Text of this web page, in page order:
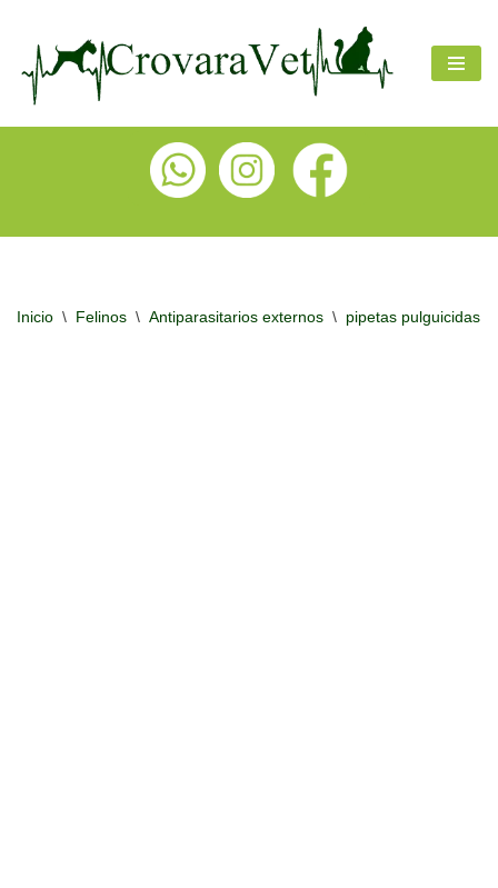
Inicio \ Felinos \ Antiparasitarios externos \ pipetas pulguicidas